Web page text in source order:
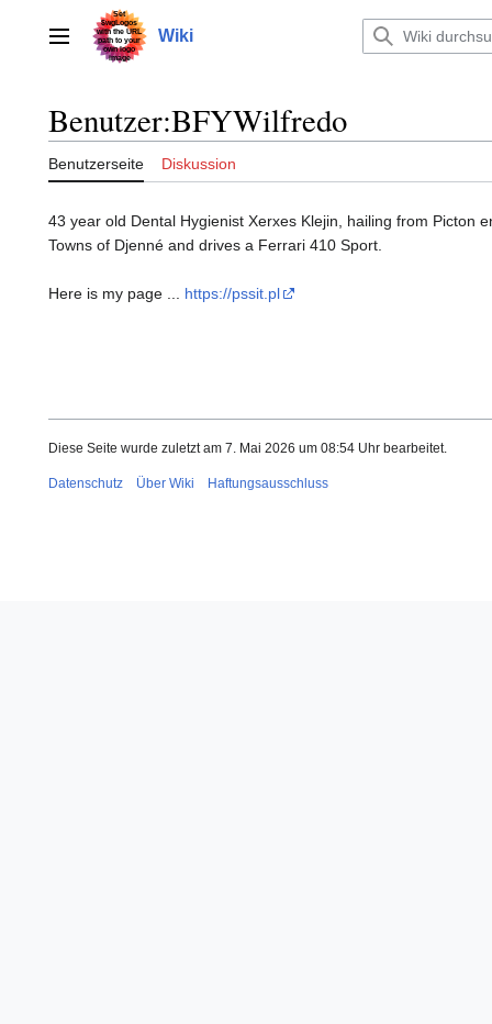
springenHauptmenü Wiki
Benutzer:BFYWilfredo
Benutzerseite Diskussion
43 year old Dental Hygienist Xerxes Klejin, hailing from Picton
Towns of Djenné and drives a Ferrari 410 Sport.
Here is my page ... https://pssit.pl
Diese Seite wurde zuletzt am 7. Mai 2026 um 08:54 Uhr bearbeitet.
Datenschutz Über Wiki Haftungsausschluss